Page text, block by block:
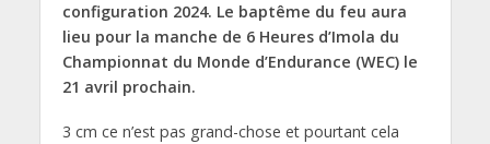
configuration 2024. Le baptême du feu aura
lieu pour la manche de 6 Heures d’Imola du
Championnat du Monde d’Endurance (WEC) le
21 avril prochain.
3 cm ce n’est pas grand-chose et pourtant cela